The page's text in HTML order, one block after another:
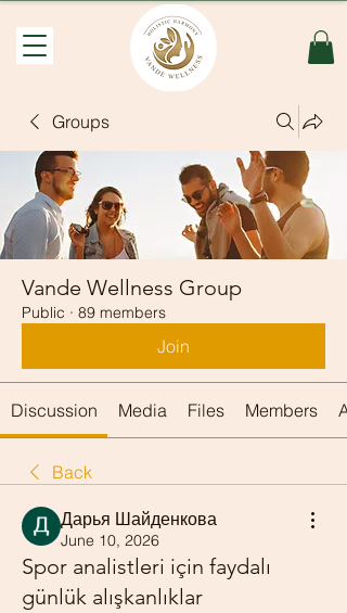
Groups
Vande Wellness Group
Public · 89 members
Join
Discussion Media Files Members
Back
Дарья Шайденкова
June 10, 2026
Spor analistleri için faydalı
günlük alışkanlıklar